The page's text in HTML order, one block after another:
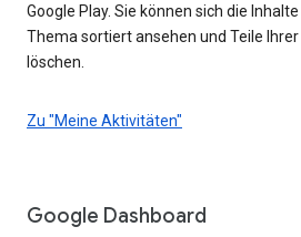
Google Play. Sie können sich die
Thema sortiert ansehen und Teile
löschen.
Zu "Meine Aktivitäten"
Google Dashboard